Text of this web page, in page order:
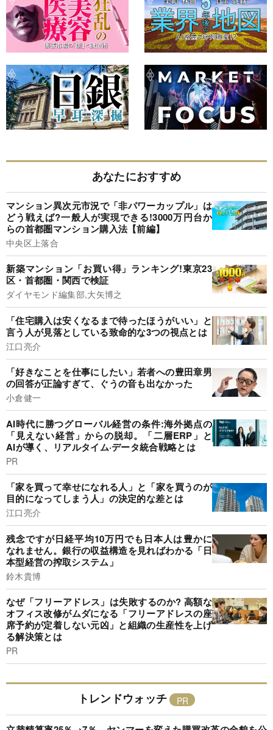
あなたにおすすめ
マンション異次元市況で「非パワーカップル」は
どう戦えば?一般人が実現できる!3000万円台か
らの首都圏マンション購入法【前編】
中央区上落合
新築マンション「お買い得」ランキング!東京23
区・首都圏・関西で検証
ダイヤモンド編集部,大矢博之
「住宅購入は安くなるまで待ったほうがいい」と
言う人が見落としている致命的な3つの視点とは
江口亮介
「好きなことを仕事にしたい」若者への豊田章男
の回答が正論すぎて、ぐうの音も出なかった
小倉健一
AI時代に勝つグローバル経営の条件:海外拠点の
「見えない経営」からの脱却。「二層ERP」と
AIが導く、リアルタイム·データ統合戦略とは
PR
「家を買って幸せになれる人」と「家を買うのが
目的になってしまう人」の決定的な差とは
江口亮介
残念ですが日経平均10万円でも日本人は豊かに
なれません。銀行の収益構造を見ればわかる「日
本型経営の搾取システム」
鈴木貴博
なぜ「フリーアドレス」は失敗するのか? 高額な
オフィス改修がムダになる「フリーアドレスの座
席予約が定着しない元凶」と組織の生産性を上げ
る解決策とは
PR
トレンドウォッチ